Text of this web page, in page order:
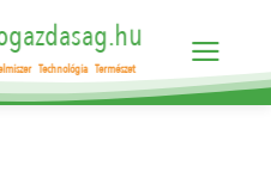
Technológia Természet